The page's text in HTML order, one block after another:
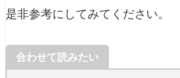
是非参考にしてみてください。
合わせて読みたい